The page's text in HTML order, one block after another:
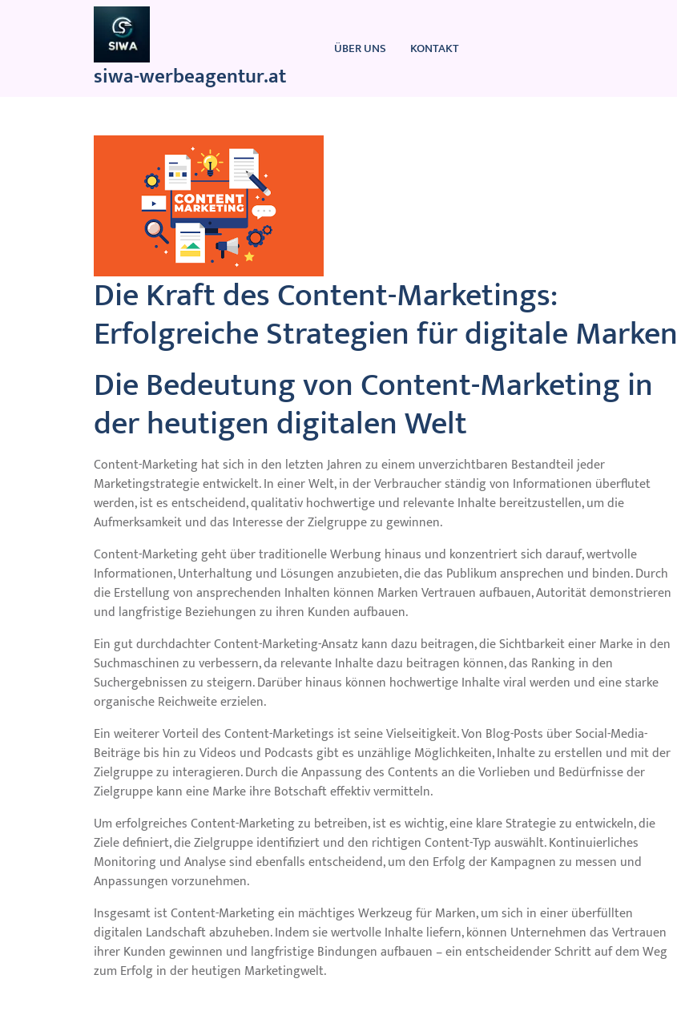
siwa-werbeagentur.at
ÜBER UNS KONTAKT
Die Kraft des Content-Marketings:
Erfolgreiche Strategien für digitale Marken
Die Bedeutung von Content-Marketing in
der heutigen digitalen Welt
Content-Marketing hat sich in den letzten Jahren zu einem unverzichtbaren Bestandteil jeder
Marketingstrategie entwickelt. In einer Welt, in der Verbraucher ständig von Informationen überflutet
werden, ist es entscheidend, qualitativ hochwertige und relevante Inhalte bereitzustellen, um die
Aufmerksamkeit und das Interesse der Zielgruppe zu gewinnen.
Content-Marketing geht über traditionelle Werbung hinaus und konzentriert sich darauf, wertvolle
Informationen, Unterhaltung und Lösungen anzubieten, die das Publikum ansprechen und binden. Durch
die Erstellung von ansprechenden Inhalten können Marken Vertrauen aufbauen, Autorität demonstrieren
und langfristige Beziehungen zu ihren Kunden aufbauen.
Ein gut durchdachter Content-Marketing-Ansatz kann dazu beitragen, die Sichtbarkeit einer Marke in den
Suchmaschinen zu verbessern, da relevante Inhalte dazu beitragen können, das Ranking in den
Suchergebnissen zu steigern. Darüber hinaus können hochwertige Inhalte viral werden und eine starke
organische Reichweite erzielen.
Ein weiterer Vorteil des Content-Marketings ist seine Vielseitigkeit. Von Blog-Posts über Social-Media-
Beiträge bis hin zu Videos und Podcasts gibt es unzählige Möglichkeiten, Inhalte zu erstellen und mit der
Zielgruppe zu interagieren. Durch die Anpassung des Contents an die Vorlieben und Bedürfnisse der
Zielgruppe kann eine Marke ihre Botschaft effektiv vermitteln.
Um erfolgreiches Content-Marketing zu betreiben, ist es wichtig, eine klare Strategie zu entwickeln, die
Ziele definiert, die Zielgruppe identifiziert und den richtigen Content-Typ auswählt. Kontinuierliches
Monitoring und Analyse sind ebenfalls entscheidend, um den Erfolg der Kampagnen zu messen und
Anpassungen vorzunehmen.
Insgesamt ist Content-Marketing ein mächtiges Werkzeug für Marken, um sich in einer überfüllten
digitalen Landschaft abzuheben. Indem sie wertvolle Inhalte liefern, können Unternehmen das Vertrauen
ihrer Kunden gewinnen und langfristige Bindungen aufbauen – ein entscheidender Schritt auf dem Weg
zum Erfolg in der heutigen Marketingwelt.